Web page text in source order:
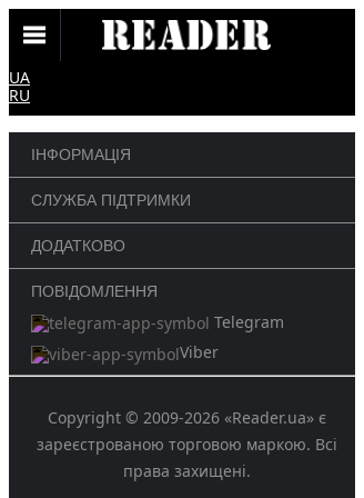
UA
RU
ІНФОРМАЦІЯ
СЛУЖБА ПІДТРИМКИ
ДОДАТКОВО
ПОВІДОМЛЕННЯ
Telegram
Viber
Copyright © 2009-2026 «Reader.ua» є
зареєстрованою торговою маркою. Всі
права захищені.